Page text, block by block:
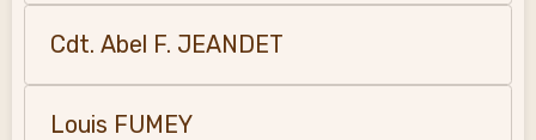
Cdt. Abel F. JEANDET
Louis FUMEY